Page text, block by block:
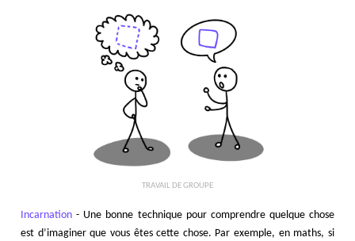
TRAVAIL DE GROUPE
Incarnation - Une bonne technique pour comprendre quelque chose
est d’imaginer que vous êtes cette chose. Par exemple, en maths, si